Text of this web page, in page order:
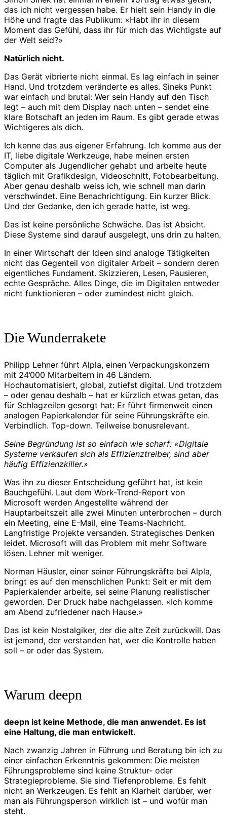
das ich nicht vergessen habe. Er hielt sein Handy in die
Höhe und fragte das Publikum: «Habt ihr in diesem
Moment das Gefühl, dass ihr für mich das Wichtigste auf
der Welt seid?»
Natürlich nicht.
Das Gerät vibrierte nicht einmal. Es lag einfach in seiner
Hand. Und trotzdem veränderte es alles. Sineks Punkt
war einfach und brutal: Wer sein Handy auf den Tisch
legt – auch mit dem Display nach unten – sendet eine
klare Botschaft an jeden im Raum. Es gibt gerade etwas
Wichtigeres als dich.
Ich kenne das aus eigener Erfahrung. Ich komme aus der
IT, liebe digitale Werkzeuge, habe meinen ersten
Computer als Jugendlicher gehabt und arbeite heute
täglich mit Grafikdesign, Videoschnitt, Fotobearbeitung.
Aber genau deshalb weiss ich, wie schnell man darin
verschwindet. Eine Benachrichtigung. Ein kurzer Blick.
Und der Gedanke, den ich gerade hatte, ist weg.
Das ist keine persönliche Schwäche. Das ist Absicht.
Diese Systeme sind darauf ausgelegt, uns drin zu halten.
In einer Wirtschaft der Ideen sind analoge Tätigkeiten
nicht das Gegenteil von digitaler Arbeit – sondern deren
eigentliches Fundament. Skizzieren, Lesen, Pausieren,
echte Gespräche. Alles Dinge, die im Digitalen entweder
nicht funktionieren – oder zumindest nicht gleich.
Die Wunderrakete
Philipp Lehner führt Alpla, einen Verpackungskonzern
mit 24’000 Mitarbeitern in 46 Ländern.
Hochautomatisiert, global, zutiefst digital. Und trotzdem
– oder genau deshalb – hat er kürzlich etwas getan, das
für Schlagzeilen gesorgt hat: Er führt firmenweit einen
analogen Papierkalender für seine Führungskräfte ein.
Verbindlich. Top-down. Teilweise bonusrelevant.
Seine Begründung ist so einfach wie scharf: «Digitale
Systeme verkaufen sich als Effizienztreiber, sind aber
häufig Effizienzkiller.»
Was ihn zu dieser Entscheidung geführt hat, ist kein
Bauchgefühl. Laut dem Work-Trend-Report von
Microsoft werden Angestellte während der
Hauptarbeitszeit alle zwei Minuten unterbrochen – durch
ein Meeting, eine E-Mail, eine Teams-Nachricht.
Langfristige Projekte versanden. Strategisches Denken
leidet. Microsoft will das Problem mit mehr Software
lösen. Lehner mit weniger.
Norman Häusler, einer seiner Führungskräfte bei Alpla,
bringt es auf den menschlichen Punkt: Seit er mit dem
Papierkalender arbeite, sei seine Planung realistischer
geworden. Der Druck habe nachgelassen. «Ich komme
am Abend zufriedener nach Hause.»
Das ist kein Nostalgiker, der die alte Zeit zurückwill. Das
ist jemand, der verstanden hat, wer die Kontrolle haben
soll – er oder das System.
Warum deepn
deepn ist keine Methode, die man anwendet. Es ist
eine Haltung, die man entwickelt.
Nach zwanzig Jahren in Führung und Beratung bin ich zu
einer einfachen Erkenntnis gekommen: Die meisten
Führungsprobleme sind keine Struktur- oder
Strategieprobleme. Sie sind Tiefenprobleme. Es fehlt
nicht an Werkzeugen. Es fehlt an Klarheit darüber, wer
man als Führungsperson wirklich ist – und wofür man
steht.